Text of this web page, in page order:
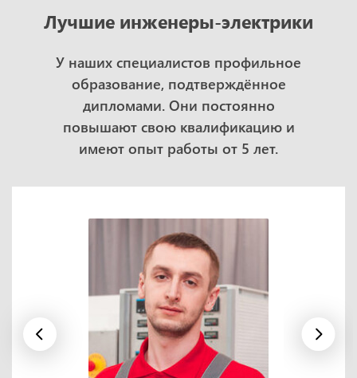
Лучшие инженеры-электрики
У наших специалистов профильное
образование, подтверждённое
дипломами. Они постоянно
повышают свою квалификацию и
имеют опыт работы от 5 лет.